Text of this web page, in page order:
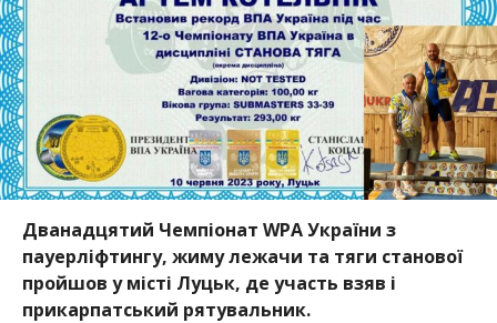
Дванадцятий Чемпіонат WPA України з
пауерліфтингу, жиму лежачи та тяги станової
пройшов у місті Луцьк, де участь взяв і
прикарпатський рятувальник.